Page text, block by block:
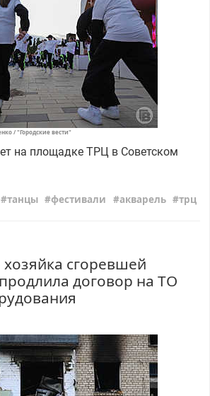
/ "Городские вести"
на площадке ТРЦ в Советском
танцы фестивали акварель трц
хозяйка сгоревшей
договор на ТО